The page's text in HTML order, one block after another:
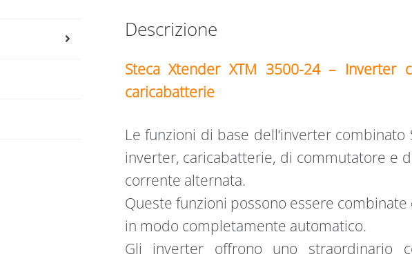
Descrizione
Steca Xtender XTM 3500-24 – Inverter
caricabatterie
Le funzioni di base dell‘inverter
inverter, caricabatterie, di commutatore e
corrente alternata.
Queste funzioni possono essere
in modo completamente automatico.
Gli inverter offrono uno straordinario